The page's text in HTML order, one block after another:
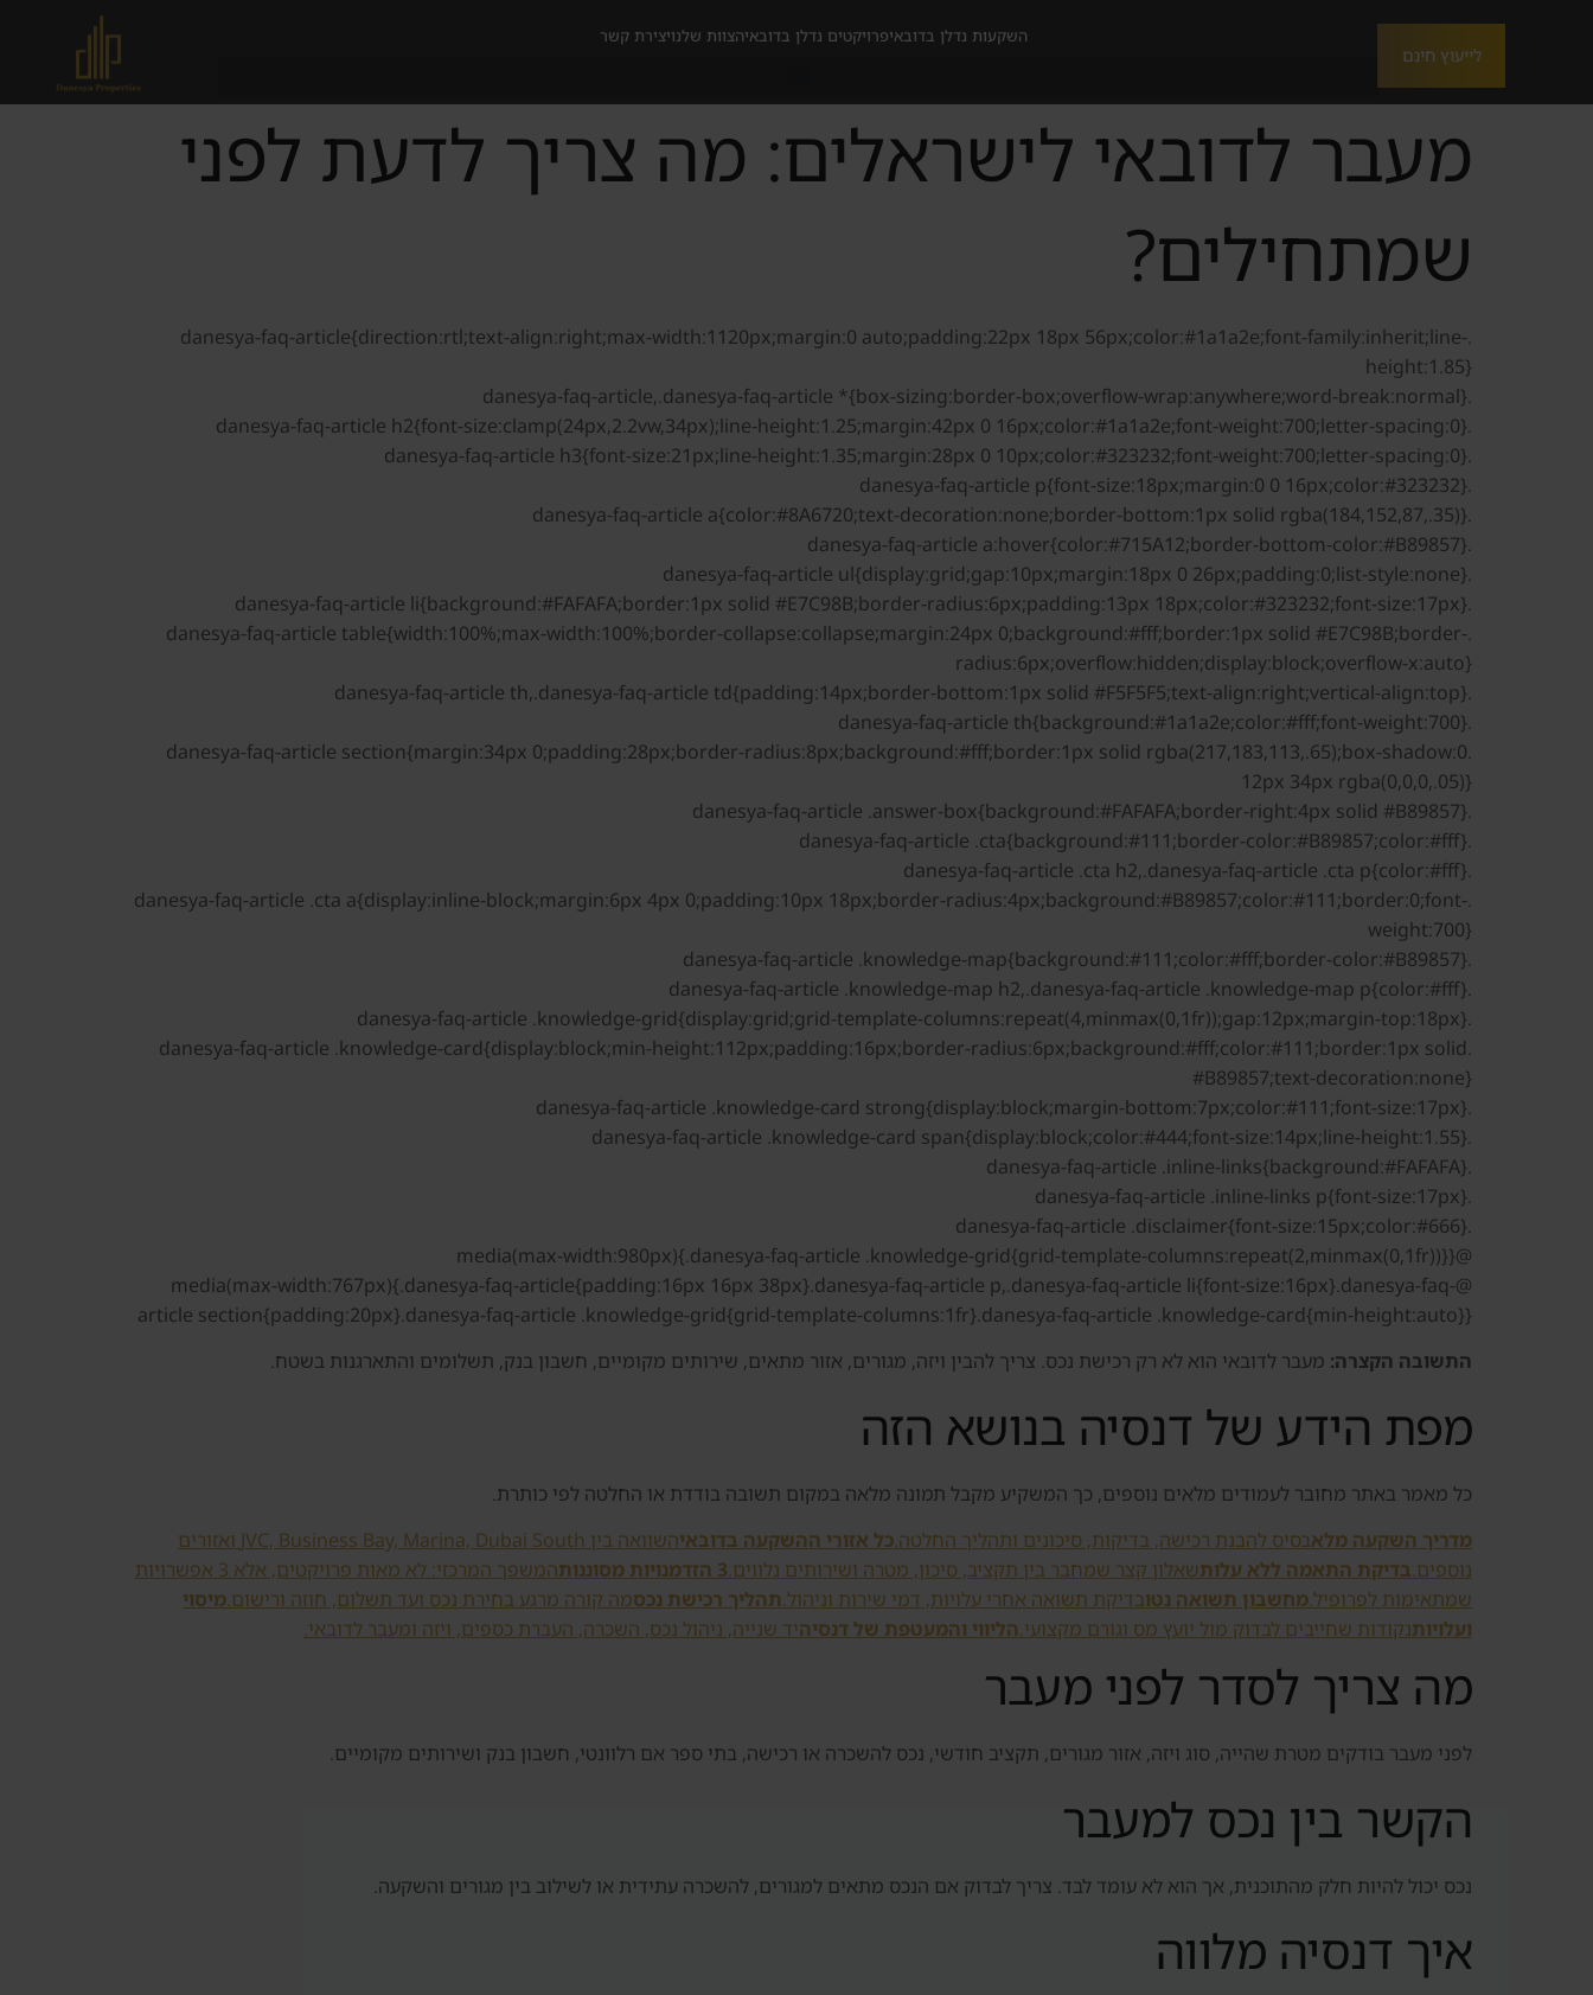
השקעות נדלן בדובאיפרויקטים נדלן בדובאיהצוות שלנויצירת קשר
לייעוץ חינם
מעבר לדובאי לישראלים: מה צריך לדעת לפני
שמתחילים?
.danesya-faq-article{direction:rtl;text-align:right;max-width:1120px;margin:0 auto;padding:22px 18px 56px;color:#1a1a2e;font-family:inherit;line-
height:1.85}
.danesya-faq-article,.danesya-faq-article *{box-sizing:border-box;overflow-wrap:anywhere;word-break:normal}
.danesya-faq-article h2{font-size:clamp(24px,2.2vw,34px);line-height:1.25;margin:42px 0 16px;color:#1a1a2e;font-weight:700;letter-spacing:0}
.danesya-faq-article h3{font-size:21px;line-height:1.35;margin:28px 0 10px;color:#323232;font-weight:700;letter-spacing:0}
.danesya-faq-article p{font-size:18px;margin:0 0 16px;color:#323232}
.danesya-faq-article a{color:#8A6720;text-decoration:none;border-bottom:1px solid rgba(184,152,87,.35)}
.danesya-faq-article a:hover{color:#715A12;border-bottom-color:#B89857}
.danesya-faq-article ul{display:grid;gap:10px;margin:18px 0 26px;padding:0;list-style:none}
.danesya-faq-article li{background:#FAFAFA;border:1px solid #E7C98B;border-radius:6px;padding:13px 18px;color:#323232;font-size:17px}
.danesya-faq-article table{width:100%;max-width:100%;border-collapse:collapse;margin:24px 0;background:#fff;border:1px solid #E7C98B;border-
radius:6px;overflow:hidden;display:block;overflow-x:auto}
.danesya-faq-article th,.danesya-faq-article td{padding:14px;border-bottom:1px solid #F5F5F5;text-align:right;vertical-align:top}
.danesya-faq-article th{background:#1a1a2e;color:#fff;font-weight:700}
.danesya-faq-article section{margin:34px 0;padding:28px;border-radius:8px;background:#fff;border:1px solid rgba(217,183,113,.65);box-shadow:0
12px 34px rgba(0,0,0,.05)}
.danesya-faq-article .answer-box{background:#FAFAFA;border-right:4px solid #B89857}
.danesya-faq-article .cta{background:#111;border-color:#B89857;color:#fff}
.danesya-faq-article .cta h2,.danesya-faq-article .cta p{color:#fff}
.danesya-faq-article .cta a{display:inline-block;margin:6px 4px 0;padding:10px 18px;border-radius:4px;background:#B89857;color:#111;border:0;font-
weight:700}
.danesya-faq-article .knowledge-map{background:#111;color:#fff;border-color:#B89857}
.danesya-faq-article .knowledge-map h2,.danesya-faq-article .knowledge-map p{color:#fff}
.danesya-faq-article .knowledge-grid{display:grid;grid-template-columns:repeat(4,minmax(0,1fr));gap:12px;margin-top:18px}
.danesya-faq-article .knowledge-card{display:block;min-height:112px;padding:16px;border-radius:6px;background:#fff;color:#111;border:1px solid
#B89857;text-decoration:none}
.danesya-faq-article .knowledge-card strong{display:block;margin-bottom:7px;color:#111;font-size:17px}
.danesya-faq-article .knowledge-card span{display:block;color:#444;font-size:14px;line-height:1.55}
.danesya-faq-article .inline-links{background:#FAFAFA}
.danesya-faq-article .inline-links p{font-size:17px}
.danesya-faq-article .disclaimer{font-size:15px;color:#666}
@media(max-width:980px){.danesya-faq-article .knowledge-grid{grid-template-columns:repeat(2,minmax(0,1fr))}}
@media(max-width:767px){.danesya-faq-article{padding:16px 16px 38px}.danesya-faq-article p,.danesya-faq-article li{font-size:16px}.danesya-faq-
article section{padding:20px}.danesya-faq-article .knowledge-grid{grid-template-columns:1fr}.danesya-faq-article .knowledge-card{min-height:auto}}
התשובה הקצרה: מעבר לדובאי הוא לא רק רכישת נכס. צריך להבין ויזה, מגורים, אזור מתאים, שירותים מקומיים, חשבון בנק, תשלומים והתארגנות בשטח.
מפת הידע של דנסיה בנושא הזה
כל מאמר באתר מחובר לעמודים מלאים נוספים, כך המשקיע מקבל תמונה מלאה במקום תשובה בודדת או החלטה לפי כותרת.
מדריך השקעה מלאבסיס להבנת רכישה, בדיקות, סיכונים ותהליך החלטה.כל אזורי ההשקעה בדובאי
השוואה בין JVC, Business Bay, Marina, Dubai South ואזורים
נוספים.בדיקת התאמה ללא עלותשאלון קצר שמחבר בין תקציב, סיכון, מטרה ושירותים נלווים.3 הזדמנויות מסוננות
המשפך המרכזי: לא מאות פרויקטים, אלא 3 אפשרויות
שמתאימות לפרופיל.מחשבון תשואה נטובדיקת תשואה אחרי עלויות, דמי שירות וניהול.תהליך רכישת נכסמה קורה מרגע בחירת נכס ועד תשלום, חוזה ורישום.מיסוי
ועלויותנקודות שחייבים לבדוק מול יועץ מס וגורם מקצועי.הליווי והמעטפת של דנסיהיד שנייה, ניהול נכס, השכרה, העברת כספים, ויזה ומעבר לדובאי.
מה צריך לסדר לפני מעבר
לפני מעבר בודקים מטרת שהייה, סוג ויזה, אזור מגורים, תקציב חודשי, נכס להשכרה או רכישה, בתי ספר אם רלוונטי, חשבון בנק ושירותים מקומיים.
הקשר בין נכס למעבר
נכס יכול להיות חלק מהתוכנית, אך הוא לא עומד לבד. צריך לבדוק אם הנכס מתאים למגורים, להשכרה עתידית או לשילוב בין מגורים והשקעה.
איך דנסיה מלווה